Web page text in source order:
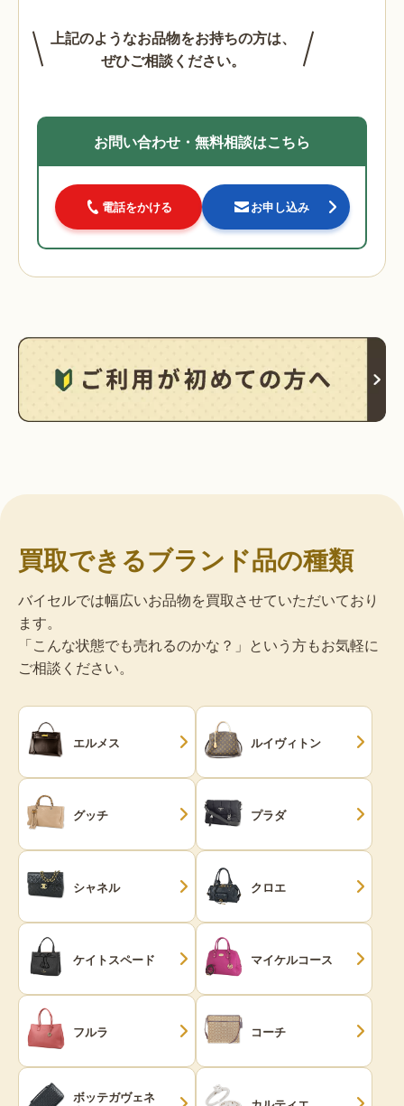
上記のようなお品物をお持ちの方は、
ぜひご相談ください。
お問い合わせ・無料相談はこちら
電話をかける お申し込み
買取できるブランド品の種類
バイセルでは幅広いお品物を買取させていただいており
ます。
「こんな状態でも売れるのかな？」という方もお気軽に
ご相談ください。
エルメス ルイヴィトン
グッチ プラダ
シャネル クロエ
ケイトスペード マイケルコース
フルラ コーチ
ボッテガヴェネ